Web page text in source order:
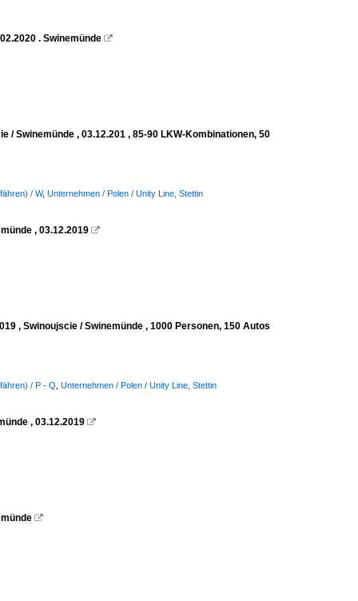
. Swinemünde 
/ Swinemünde , 03.12.201 , 85-90 LKW-Kombinationen, 50
/ W, Unternehmen / Polen / Unity Line, Stettin
, 03.12.2019 
, Swinoujscie / Swinemünde , 1000 Personen, 150 Autos
/ P - Q Unternehmen / Polen / Unity Line, Stettin
, 03.12.2019 
